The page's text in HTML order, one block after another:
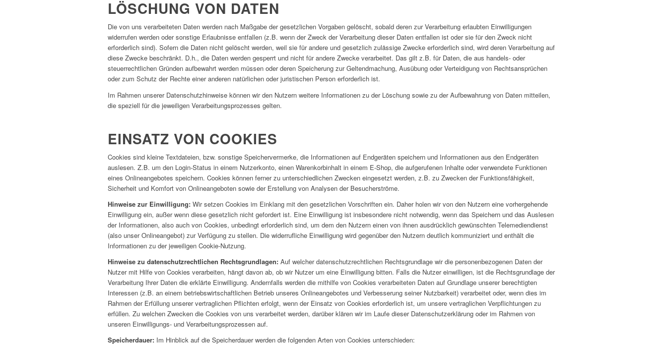
LÖSCHUNG VON DATEN
Die von uns verarbeiteten Daten werden nach Maßgabe der gesetzlichen Vorgaben gelöscht, sobald deren zur Verarbeitung erlaubten Einwilligungen
widerrufen werden oder sonstige Erlaubnisse entfallen (z.B. wenn der Zweck der Verarbeitung dieser Daten entfallen ist oder sie für den Zweck nicht
erforderlich sind). Sofern die Daten nicht gelöscht werden, weil sie für andere und gesetzlich zulässige Zwecke erforderlich sind, wird deren Verarbeitung auf
diese Zwecke beschränkt. D.h., die Daten werden gesperrt und nicht für andere Zwecke verarbeitet. Das gilt z.B. für Daten, die aus handels- oder
steuerrechtlichen Gründen aufbewahrt werden müssen oder deren Speicherung zur Geltendmachung, Ausübung oder Verteidigung von Rechtsansprüchen
oder zum Schutz der Rechte einer anderen natürlichen oder juristischen Person erforderlich ist.
Im Rahmen unserer Datenschutzhinweise können wir den Nutzern weitere Informationen zu der Löschung sowie zu der Aufbewahrung von Daten mitteilen,
die speziell für die jeweiligen Verarbeitungsprozesses gelten.
EINSATZ VON COOKIES
Cookies sind kleine Textdateien, bzw. sonstige Speichervermerke, die Informationen auf Endgeräten speichern und Informationen aus den Endgeräten
auslesen. Z.B. um den Login-Status in einem Nutzerkonto, einen Warenkorbinhalt in einem E-Shop, die aufgerufenen Inhalte oder verwendete Funktionen
eines Onlineangebotes speichern. Cookies können ferner zu unterschiedlichen Zwecken eingesetzt werden, z.B. zu Zwecken der Funktionsfähigkeit,
Sicherheit und Komfort von Onlineangeboten sowie der Erstellung von Analysen der Besucherströme.
Hinweise zur Einwilligung: Wir setzen Cookies im Einklang mit den gesetzlichen Vorschriften ein. Daher holen wir von den Nutzern eine vorhergehende
Einwilligung ein, außer wenn diese gesetzlich nicht gefordert ist. Eine Einwilligung ist insbesondere nicht notwendig, wenn das Speichern und das Auslesen
der Informationen, also auch von Cookies, unbedingt erforderlich sind, um dem den Nutzern einen von ihnen ausdrücklich gewünschten Telemediendienst
(also unser Onlineangebot) zur Verfügung zu stellen. Die widerrufliche Einwilligung wird gegenüber den Nutzern deutlich kommuniziert und enthält die
Informationen zu der jeweiligen Cookie-Nutzung.
Hinweise zu datenschutzrechtlichen Rechtsgrundlagen: Auf welcher datenschutzrechtlichen Rechtsgrundlage wir die personenbezogenen Daten der
Nutzer mit Hilfe von Cookies verarbeiten, hängt davon ab, ob wir Nutzer um eine Einwilligung bitten. Falls die Nutzer einwilligen, ist die Rechtsgrundlage der
Verarbeitung Ihrer Daten die erklärte Einwilligung. Andernfalls werden die mithilfe von Cookies verarbeiteten Daten auf Grundlage unserer berechtigten
Interessen (z.B. an einem betriebswirtschaftlichen Betrieb unseres Onlineangebotes und Verbesserung seiner Nutzbarkeit) verarbeitet oder, wenn dies im
Rahmen der Erfüllung unserer vertraglichen Pflichten erfolgt, wenn der Einsatz von Cookies erforderlich ist, um unsere vertraglichen Verpflichtungen zu
erfüllen. Zu welchen Zwecken die Cookies von uns verarbeitet werden, darüber klären wir im Laufe dieser Datenschutzerklärung oder im Rahmen von
unseren Einwilligungs- und Verarbeitungsprozessen auf.
Speicherdauer: Im Hinblick auf die Speicherdauer werden die folgenden Arten von Cookies unterschieden: